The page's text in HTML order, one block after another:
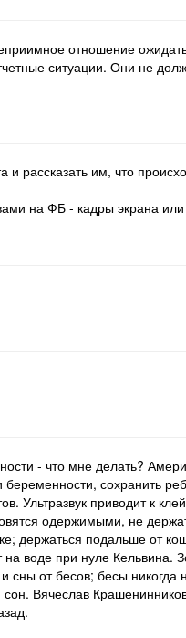
отношение
ситуации. Они не
рассказать им, что
на ФБ - кадры экрана
- что мне делать?
сохранить
Ультразвук приводит к
одержимыми, не
держаться подальше
воде при нуле
от бесов; бесы
Вячеслав